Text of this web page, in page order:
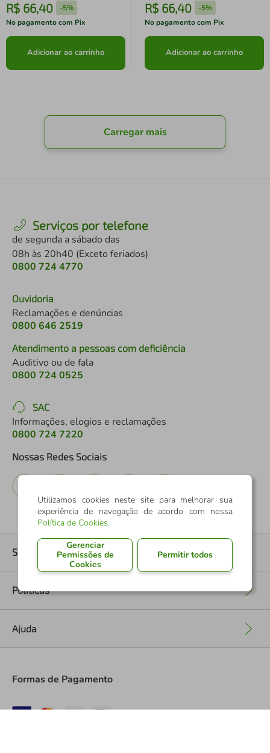
R$ 66,40 -5%
No pagamento com Pix
Adicionar ao carrinho
R$ 66,40 -5%
No pagamento com Pix
Adicionar ao carrinho
Carregar mais
Serviços por telefone
de segunda a sábado das
08h às 20h40 (Exceto feriados)
0800 724 4770
Ouvidoria
Reclamações e denúncias
0800 646 2519
Atendimento a pessoas com deficiência
Auditivo ou de fala
0800 724 0525
SAC
Informações, elogios e reclamações
0800 724 7220
Nossas Redes Sociais
Sobre nós
Políticas
Ajuda
Formas de Pagamento
Utilizamos cookies neste site para melhorar sua
experiência de navegação de acordo com nossa
Política de Cookies.
Gerenciar
Permissões de
Cookies
Permitir todos